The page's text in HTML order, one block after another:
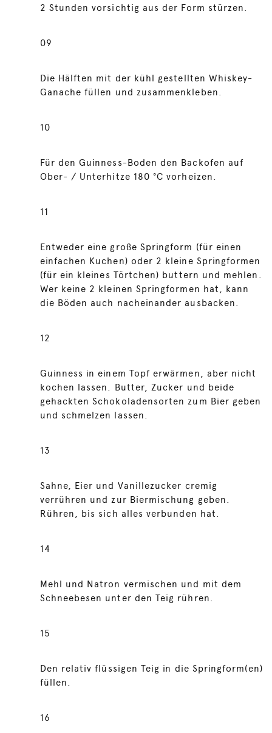
2 Stunden vorsichtig aus der Form stürzen.
09
Die Hälften mit der kühl gestellten Whiskey-
Ganache füllen und zusammenkleben.
10
Für den Guinness-Boden den Backofen auf
Ober- / Unterhitze 180 °C vorheizen.
11
Entweder eine große Springform (für einen
einfachen Kuchen) oder 2 kleine Springformen
(für ein kleines Törtchen) buttern und mehlen.
Wer keine 2 kleinen Springformen hat, kann
die Böden auch nacheinander ausbacken.
12
Guinness in einem Topf erwärmen, aber nicht
kochen lassen. Butter, Zucker und beide
gehackten Schokoladensorten zum Bier geben
und schmelzen lassen.
13
Sahne, Eier und Vanillezucker cremig
verrühren und zur Biermischung geben.
Rühren, bis sich alles verbunden hat.
14
Mehl und Natron vermischen und mit dem
Schneebesen unter den Teig rühren.
15
Den relativ flüssigen Teig in die Springform(en)
füllen.
16